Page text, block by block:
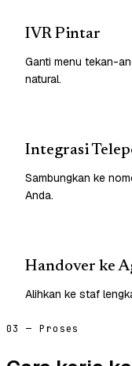
IVR Pintar
Ganti menu tekan-
natural.
Integrasi
Sambungkan ke
Anda.
Handover ke
Alihkan ke staf
03 — Proses